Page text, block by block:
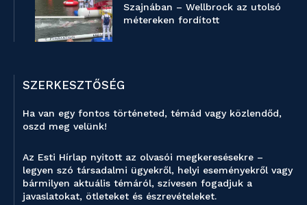
Szajnában – Wellbrock az utolsó
métereken fordított
SZERKESZTŐSÉG
Ha van egy fontos történeted, témád vagy közlendőd,
oszd meg velünk!
Az Esti Hírlap nyitott az olvasói megkeresésekre –
legyen szó társadalmi ügyekről, helyi eseményekről vagy
bármilyen aktuális témáról, szívesen fogadjuk a
javaslatokat, ötleteket és észrevételeket.